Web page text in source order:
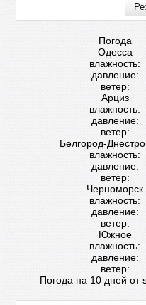
Погода
Одесса
влажность:
давление:
ветер:
Арциз
влажность:
давление:
ветер:
Белгород-
влажность:
давление:
ветер:
Черноморск
влажность:
давление:
ветер:
Южное
влажность:
давление:
ветер:
Погода на 10 дней от